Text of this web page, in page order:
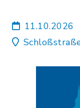
11.10.2026